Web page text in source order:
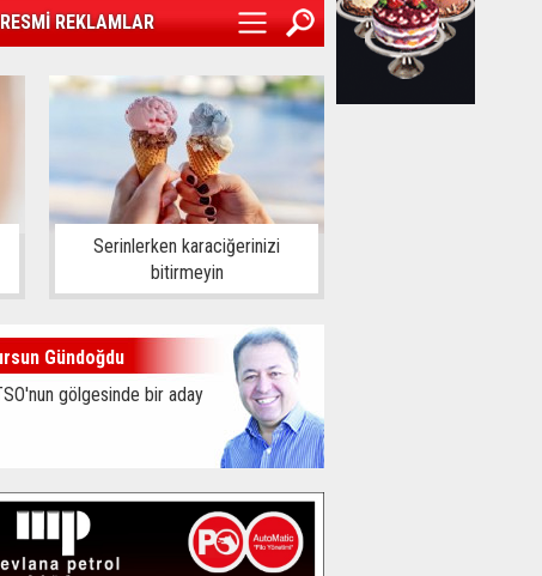
RESMİ REKLAMLAR
Serinlerken karaciğerinizi
bitirmeyin
Gündoğdu
gölgesinde bir aday